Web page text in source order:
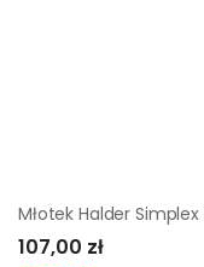
107,00 zł